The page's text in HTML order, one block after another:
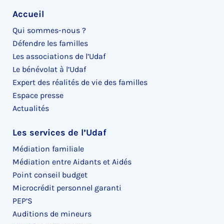
Accueil
Qui sommes-nous ?
Défendre les familles
Les associations de l’Udaf
Le bénévolat à l’Udaf
Expert des réalités de vie des familles
Espace presse
Actualités
Les services de l’Udaf
Médiation familiale
Médiation entre Aidants et Aidés
Point conseil budget
Microcrédit personnel garanti
PEP’S
Auditions de mineurs